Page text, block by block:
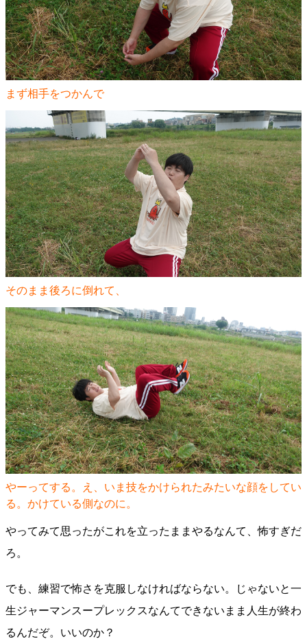
まず相手をつかんで
そのまま後ろに倒れて、
やーってする。え、いま技をかけられたみたいな顔をしてい
る。かけている側なのに。
やってみて思ったがこれを立ったままやるなんて、怖すぎだ
ろ。
でも、練習で怖さを克服しなければならない。じゃないと一
生ジャーマンスープレックスなんてできないまま人生が終わ
るんだぞ。いいのか？